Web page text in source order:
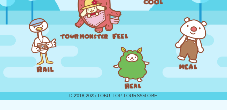
© 2018,2025 TOBU TOP TOURS/GLOBE.